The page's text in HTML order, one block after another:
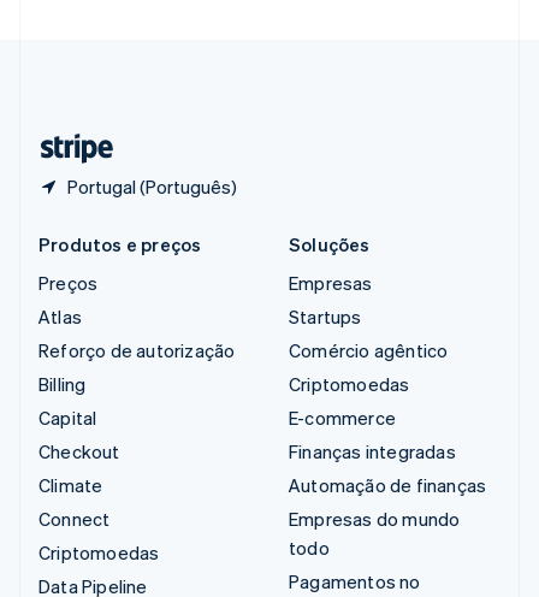
Portugal (Português)
Produtos e preços
Preços
Atlas
Reforço de autorização
Billing
Capital
Checkout
Climate
Connect
Criptomoedas
Data Pipeline
Soluções
Empresas
Startups
Comércio agêntico
Criptomoedas
E-commerce
Finanças integradas
Automação de finanças
Empresas do mundo
todo
Pagamentos no